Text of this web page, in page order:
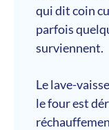
qui dit coin
parfois
surviennent.
Le lave-
le four est